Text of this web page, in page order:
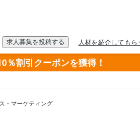
％割引クーポンを獲得！
・マーケティング